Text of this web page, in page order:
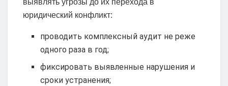
выявлять угрозы до их перехода в
юридический конфликт:
проводить комплексный аудит не реже
одного раза в год;
фиксировать выявленные нарушения и
сроки устранения;